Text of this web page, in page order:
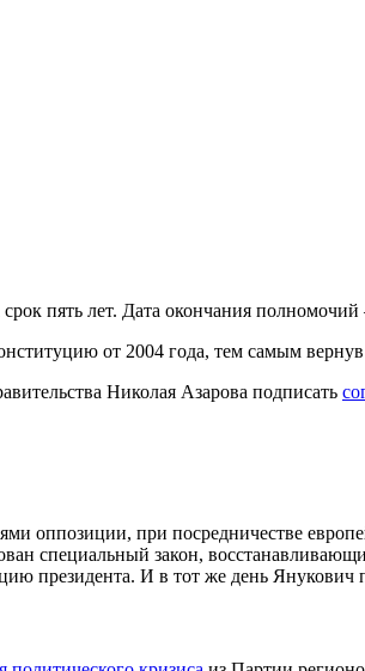
пять лет. Дата окончания
от 2004 года, тем самым
Николая Азарова подписать
оппозиции, при посредничестве
специальный закон,
президента. И в тот же день Янукович